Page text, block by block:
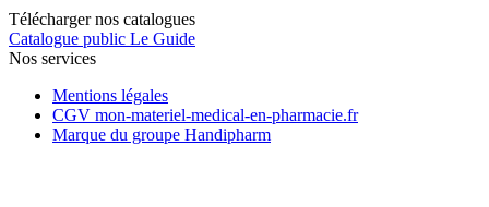
Télécharger nos catalogues
Catalogue public Le Guide
Nos services
Mentions légales
CGV mon-materiel-medical-en-pharmacie.fr
Marque du groupe Handipharm